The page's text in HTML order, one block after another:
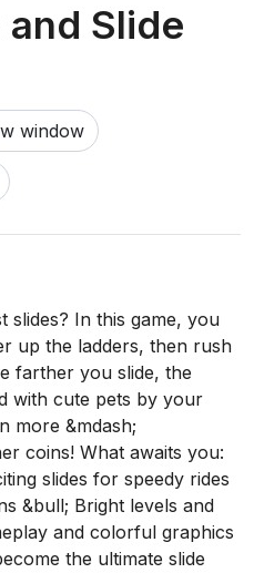
Slide
window
slides? In this game, you
up the ladders, then rush
farther you slide, the
with cute pets by your
more &mdash;
coins! What awaits you:
slides for speedy rides
&bull; Bright levels and
and colorful graphics
the ultimate slide